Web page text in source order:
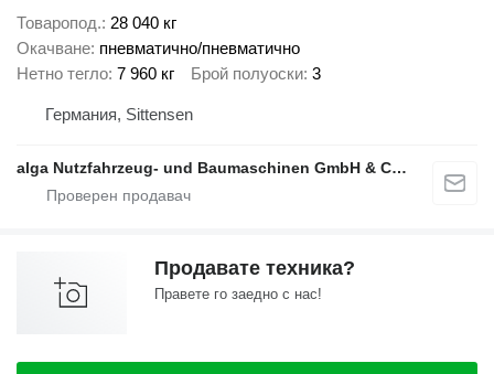
Товаропод. 28 040 кг
Окачване пневматично/пневматично
Нетно тегло 7 960 кг Брой полуоски 3
Германия, Sittensen
alga Nutzfahrzeug- und Baumaschinen GmbH & Co. KG
Продавате техника?
Правете го заедно с нас!